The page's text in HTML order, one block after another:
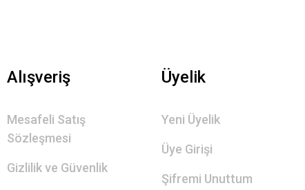
Alışveriş
Mesafeli Satış
Sözleşmesi
Gizlilik ve Güvenlik
Üyelik
Yeni Üyelik
Üye Girişi
Şifremi Unuttum